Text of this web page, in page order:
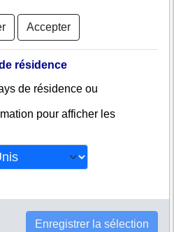
IMPORTS (PTY) LTD
AHMED ASVAT INVESTMENTS
(PTY) LTD
SHINING FUTURE TRADING AND
PROJECTS 377 CC
RAMAC HOLDINGS (PTY) LTD
TSHIPISE GARAGE (PTY) LTD
MT PLEASANT JNR ACADEMY
BLOUBERG CONSORTIUM (PTY)
Accepter
résidence
de résidence ou
pour afficher les
Enregistrer la sélection